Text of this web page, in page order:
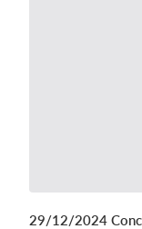
29/12/2024